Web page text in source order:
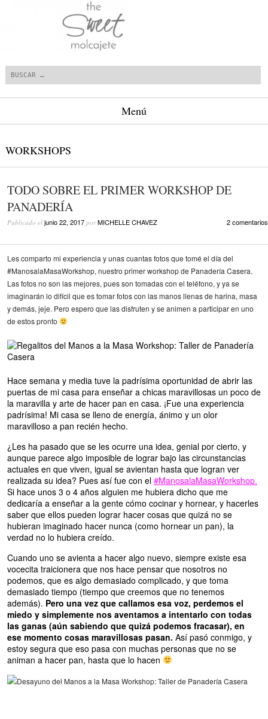
Menú
WORKSHOPS
TODO SOBRE EL PRIMER WORKSHOP DE
PANADERÍA
Publicado el junio 22, 2017 porMICHELLE CHAVEZ 2 comentarios
Les comparto mi experiencia y unas cuantas fotos que tomé el día del
#ManosalaMasaWorkshop, nuestro primer workshop de Panadería Casera.
Las fotos no son las mejores, pues son tomadas con el teléfono, y ya se
imaginarán lo difícil que es tomar fotos con las manos llenas de harina, masa
y demás, jeje. Pero espero que las disfruten y se animen a participar en uno
de estos pronto
Hace semana y media tuve la padrísima oportunidad de abrir las
puertas de mi casa para enseñar a chicas maravillosas un poco de
la maravilla y arte de hacer pan en casa. ¡Fue una experiencia
padrísima! Mi casa se lleno de energía, ánimo y un olor
maravilloso a pan recién hecho.
¿Les ha pasado que se les ocurre una idea, genial por cierto, y
aunque parece algo imposible de lograr bajo las circunstancias
actuales en que viven, igual se avientan hasta que logran ver
realizada su idea? Pues así fue con el #ManosalaMasaWorkshop.
Si hace unos 3 o 4 años alguien me hubiera dicho que me
dedicaría a enseñar a la gente cómo cocinar y hornear, y hacerles
saber que ellos pueden lograr hacer cosas que quizá no se
hubieran imaginado hacer nunca (como hornear un pan), la
verdad no lo hubiera creído.
Cuando uno se avienta a hacer algo nuevo, siempre existe esa
vocecita traicionera que nos hace pensar que nosotros no
podemos, que es algo demasiado complicado, y que toma
demasiado tiempo (tiempo que creemos que no tenemos
además). Pero una vez que callamos esa voz, perdemos el
miedo y simplemente nos aventamos a intentarlo con todas
las ganas (aún sabiendo que quizá podemos fracasar), en
ese momento cosas maravillosas pasan. Así pasó conmigo, y
estoy segura que eso pasa con muchas personas que no se
animan a hacer pan, hasta que lo hacen